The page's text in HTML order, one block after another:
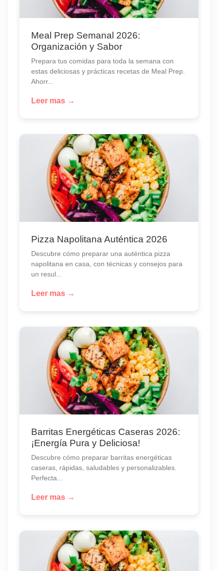
Meal Prep Semanal 2026:
Organización y Sabor
Prepara tus comidas para toda la semana con
estas deliciosas y prácticas recetas de Meal Prep.
Ahorr...
Leer mas →
Pizza Napolitana Auténtica 2026
Descubre cómo preparar una auténtica pizza
napolitana en casa, con técnicas y consejos para
un resul...
Leer mas →
Barritas Energéticas Caseras 2026:
¡Energía Pura y Deliciosa!
Descubre cómo preparar barritas energéticas
caseras, rápidas, saludables y personalizables.
Perfecta...
Leer mas →